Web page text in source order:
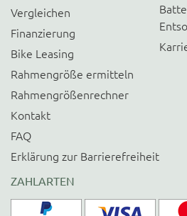
Vergleichen
Finanzierung
Bike Leasing
Rahmengröße ermitteln
Rahmengrößenrechner
Kontakt
FAQ
Erklärung zur Barrierefreiheit
ZAHLARTEN